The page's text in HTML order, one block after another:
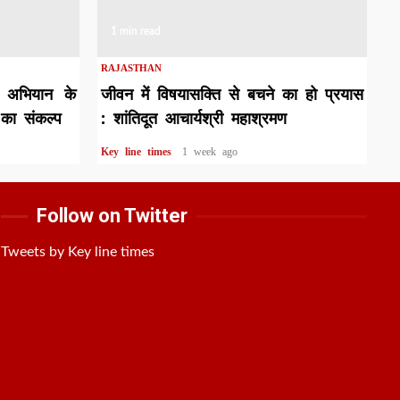
अभियान के
संकल्प
RAJASTHAN
जीवन में विषयासक्ति से बचने का हो प्रयास
: शांतिदूत आचार्यश्री महाश्रमण
Key line times 1 week ago
Follow on Twitter
Tweets by Key line times